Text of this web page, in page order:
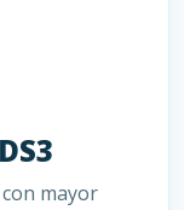
mayor